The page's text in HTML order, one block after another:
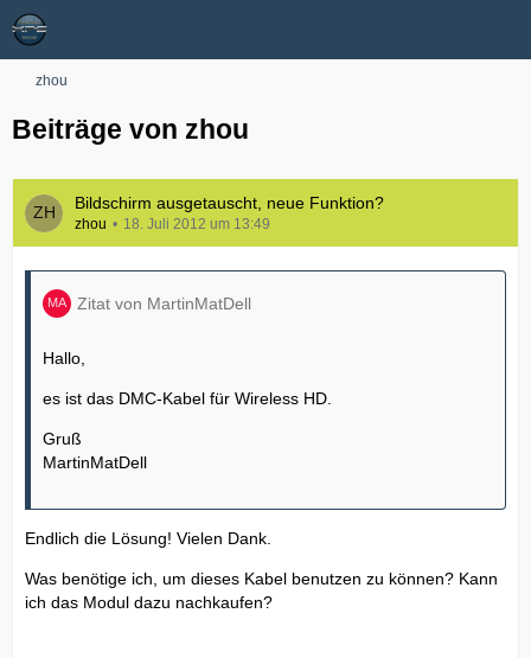
zhou
Beiträge von zhou
Bildschirm ausgetauscht, neue Funktion?
zhou 18. Juli 2012 um 13:49
Zitat von MartinMatDell
Hallo,
es ist das DMC-Kabel für Wireless HD.
Gruß
MartinMatDell
Endlich die Lösung! Vielen Dank.
Was benötige ich, um dieses Kabel benutzen zu können? Kann
ich das Modul dazu nachkaufen?